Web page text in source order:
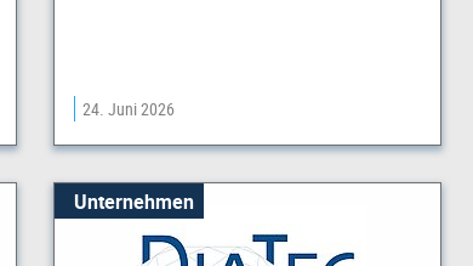
24. Juni 2026
Unternehmen